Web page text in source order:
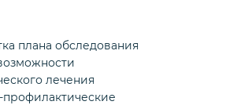
плана обследования
лечения